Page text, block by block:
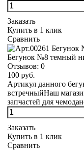
Заказать
Купить в 1 клик
Сравнить
Бегунок №8 темный
Отзывов: 0
100 руб.
Артикул данного
встречныйНаш
запчастей для
Заказать
Купить в 1 клик
Сравнить